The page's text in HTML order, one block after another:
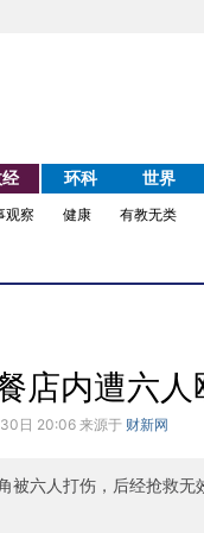
环科 世界
观察 健康 有教无类
店内遭六人
日 20:06 来源于 财新网
被六人打伤，后经抢救无